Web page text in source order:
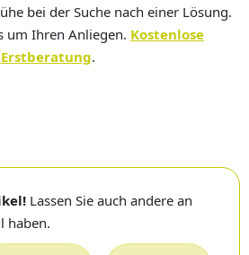
bei der Suche nach einer Lösung.
um Ihren Anliegen. Kostenlose
Erstberatung.
Lassen Sie auch andere an
haben.